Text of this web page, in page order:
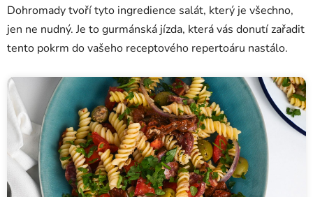
Dohromady tvoří tyto ingredience salát, který je všechno,
jen ne nudný. Je to gurmánská jízda, která vás donutí zařadit
tento pokrm do vašeho receptového repertoáru nastálo.